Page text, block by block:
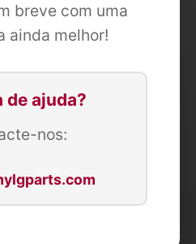
breve com uma
ainda melhor!
de ajuda?
nos: